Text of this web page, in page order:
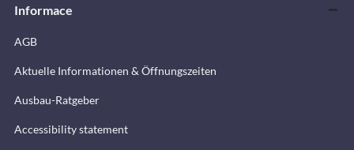
Informace
AGB
Aktuelle Informationen & Öffnungszeiten
Ausbau-Ratgeber
Accessibility statement